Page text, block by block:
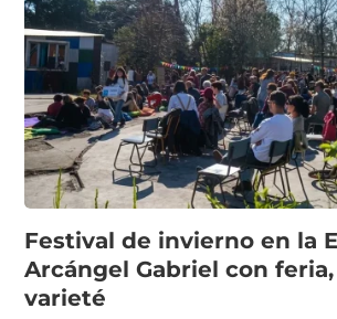
Festival de invierno en la
Arcángel Gabriel con
varieté